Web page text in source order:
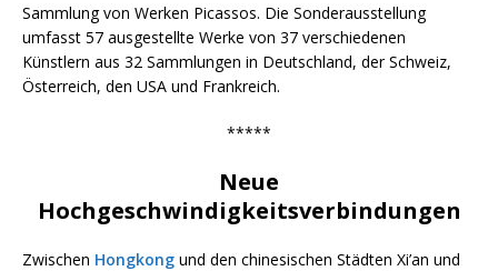
Sammlung von Werken Picassos. Die Sonderausstellung
umfasst 57 ausgestellte Werke von 37 verschiedenen
Künstlern aus 32 Sammlungen in Deutschland, der Schweiz,
Österreich, den USA und Frankreich.
*****
Neue
Hochgeschwindigkeitsverbindungen
Zwischen Hongkong und den chinesischen Städten Xi’an und